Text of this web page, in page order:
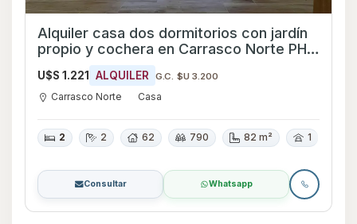
Alquiler casa dos dormitorios con jardín
propio y cochera en Carrasco Norte PH a
estrenar
U$S 1.221 ALQUILER G.C. $U 3.200
Carrasco Norte Casa
2 2 62 790 82 m² 1
Consultar Whatsapp